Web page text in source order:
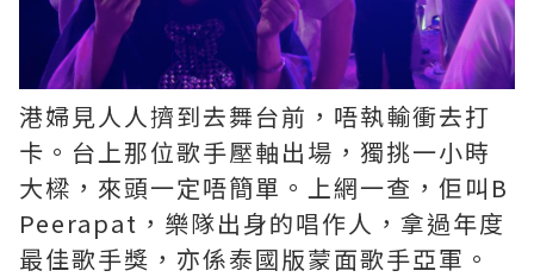
港婦見人人擠到去舞台前，唔執輸衝去打
卡。台上那位歌手壓軸出場，獨挑一小時
大樑，來頭一定唔簡單。上網一查，佢叫B
Peerapat，樂隊出身的唱作人，拿過年度
最佳歌手獎，亦係泰國版蒙面歌手亞軍。